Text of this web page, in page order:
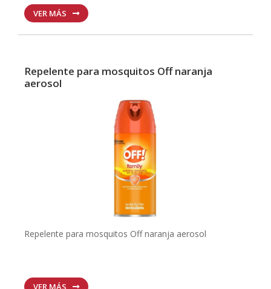
VER MÁS
Repelente para mosquitos Off naranja
aerosol
Repelente para mosquitos Off naranja aerosol
VER MÁS